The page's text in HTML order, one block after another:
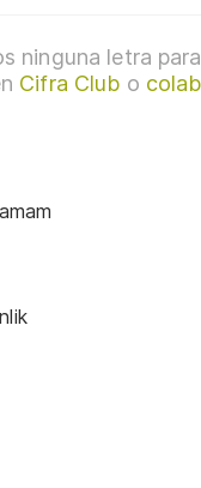
ninguna letra
Cifra Club o